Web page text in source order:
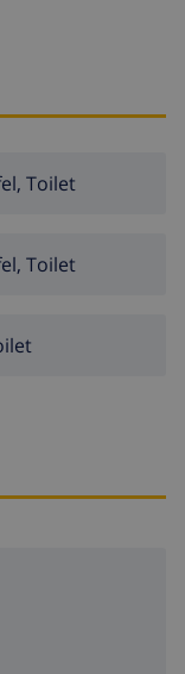
Toilet
Toilet